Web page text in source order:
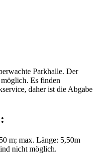
Parkhalle. Der
Es finden
daher ist die Abgabe
m; max. Länge: 5,50m
nicht möglich.